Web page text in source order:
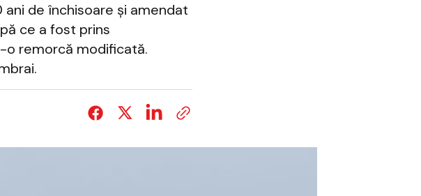
ani de închisoare și amendat
ce a fost prins
o remorcă modificată.